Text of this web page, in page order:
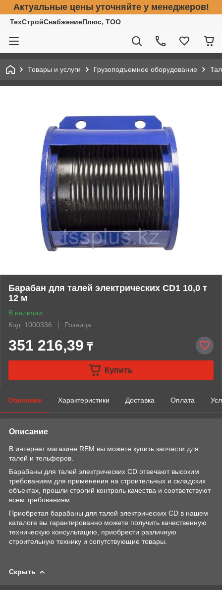
Актуальные цены уточняйте у менеджеров!
ТехСтройСнабжениеПлюс, ТОО
Товары и услуги Грузоподъемное оборудование
Барабан для талей электрических CD1 10,0 т
12 м
В наличии
Код: 1000336
Розница
351 216,39 ₸
Купить
Описание Характеристики Доставка Оплата
Описание
В интернет магазине REM вы можете купить запчасти для
талей и тельферов.
Барабаны для талей электрических CD отвечают высоким
требованиям для применения на строительных и складских
объектах, прошли строгий контроль качества и соответствуют
всем требованиям.
Приобретая барабаны для талей электрических CD в нашем
каталоге вы гарантированно можете получить качественную
техническую консультацию, приобрести различную
строительную технику и сопутствующие товары.
Скрыть